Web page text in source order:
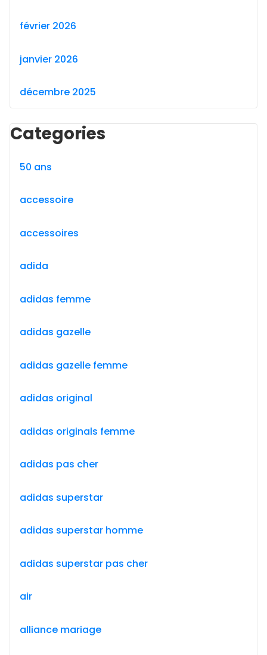
février 2026
janvier 2026
décembre 2025
Categories
50 ans
accessoire
accessoires
adida
adidas femme
adidas gazelle
adidas gazelle femme
adidas original
adidas originals femme
adidas pas cher
adidas superstar
adidas superstar homme
adidas superstar pas cher
air
alliance mariage